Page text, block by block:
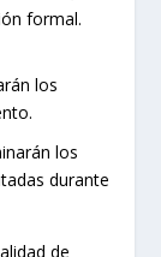
formal.
los
los
durante
de